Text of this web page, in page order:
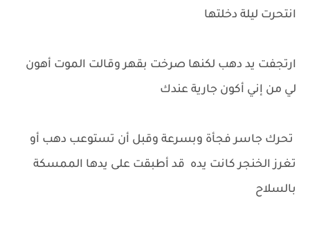
انتحرت ليلة دخلتها
ارتجفت يد دهب لكنها صرخت بقهر وقالت الموت أهون
لي من إني أكون جارية عندك
تحرك جاسر فجأة وبسرعة وقبل أن تستوعب دهب أو
تغرز الخنجر كانت يده قد أطبقت على يدها الممسكة
بالسلاح